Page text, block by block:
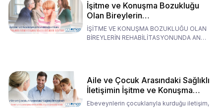
İşitme ve Konuşma Bozukluğu
Olan Bireylerin
Rehabilitasyonunda Ana
Babaların Tutumları
İŞİTME VE KONUŞMA BOZUKLUĞU OLAN
BİREYLERİN REHABİLİTASYONUNDA ANA
Aile ve Çocuk Arasındaki Sağlıklı
İletişimin İşitme ve Konuşma
Rehabilitasyonundaki Rolü
Ebeveynlerin çocuklarıyla kurduğu iletişim,